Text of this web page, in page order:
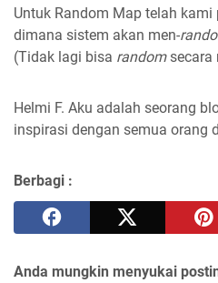
Untuk Random Map telah
dimana sistem akan men-
(Tidak lagi bisa randomsecara
Helmi F. Aku adalah seorang
inspirasi dengan semua orang
Berbagi :
Anda mungkin menyukai